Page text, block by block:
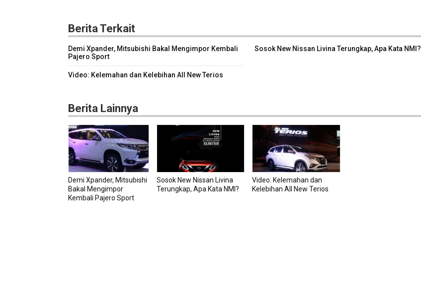
Berita Terkait
Demi Xpander, Mitsubishi Bakal Mengimpor Kembali
Pajero Sport
Sosok New Nissan Livina Terungkap, Apa Kata NMI?
Video: Kelemahan dan Kelebihan All New Terios
Berita Lainnya
Demi Xpander, Mitsubishi
Bakal Mengimpor
Kembali Pajero Sport
Sosok New Nissan Livina
Terungkap, Apa Kata NMI?
Video: Kelemahan dan
Kelebihan All New Terios